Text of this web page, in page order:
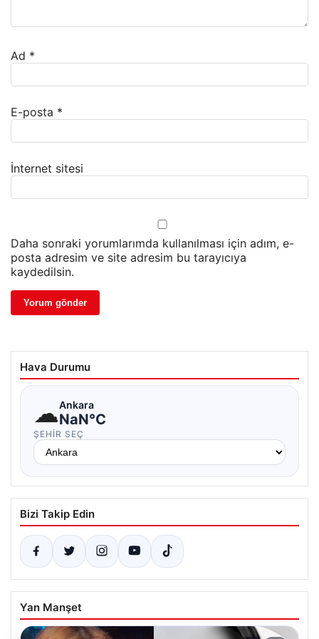
Ad *
E-posta *
İnternet sitesi
Daha sonraki yorumlarımda kullanılması için adım, e-
posta adresim ve site adresim bu tarayıcıya
kaydedilsin.
Hava Durumu
☁Ankara
NaN°C
ŞEHIR SEÇ
Bizi Takip Edin
Yan Manşet